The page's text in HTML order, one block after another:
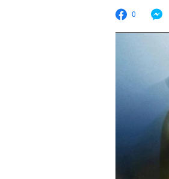
0